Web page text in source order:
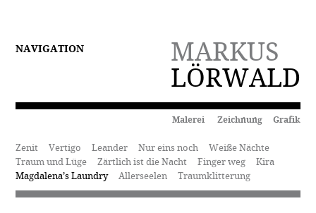
MARKUS
LÖRWALD
NAVIGATION
Malerei Zeichnung Grafik
Zenit Vertigo Leander Nur eins noch
Weiße Nächte
Traum und Lüge
Zärtlich ist die Nacht Finger weg
Kira
Magdalena’s Laundry
Allerseelen Traumklitterung